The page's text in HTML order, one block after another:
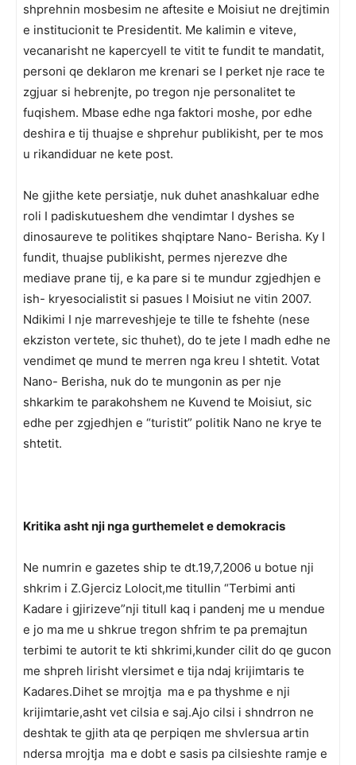
shprehnin mosbesim ne aftesite e Moisiut ne drejtimin
e institucionit te Presidentit. Me kalimin e viteve,
vecanarisht ne kapercyell te vitit te fundit te mandatit,
personi qe deklaron me krenari se I perket nje race te
zgjuar si hebrenjte, po tregon nje personalitet te
fuqishem. Mbase edhe nga faktori moshe, por edhe
deshira e tij thuajse e shprehur publikisht, per te mos
u rikandiduar ne kete post.
Ne gjithe kete persiatje, nuk duhet anashkaluar edhe
roli I padiskutueshem dhe vendimtar I dyshes se
dinosaureve te politikes shqiptare Nano- Berisha. Ky I
fundit, thuajse publikisht, permes njerezve dhe
mediave prane tij, e ka pare si te mundur zgjedhjen e
ish- kryesocialistit si pasues I Moisiut ne vitin 2007.
Ndikimi I nje marreveshjeje te tille te fshehte (nese
ekziston vertete, sic thuhet), do te jete I madh edhe ne
vendimet qe mund te merren nga kreu I shtetit. Votat
Nano- Berisha, nuk do te mungonin as per nje
shkarkim te parakohshem ne Kuvend te Moisiut, sic
edhe per zgjedhjen e “turistit” politik Nano ne krye te
shtetit.
Kritika asht nji nga gurthemelet e demokracis
Ne numrin e gazetes ship te dt.19,7,2006 u botue nji
shkrim i Z.Gjerciz Lolocit,me titullin “Terbimi anti
Kadare i gjirizeve”nji titull kaq i pandenj me u mendue
e jo ma me u shkrue tregon shfrim te pa premajtun
terbimi te autorit te kti shkrimi,kunder cilit do qe gucon
me shpreh lirisht vlersimet e tija ndaj krijimtaris te
Kadares.Dihet se mrojtja ma e pa thyshme e nji
krijimtarie,asht vet cilsia e saj.Ajo cilsi i shndrron ne
deshtak te gjith ata qe perpiqen me shvlersua artin
ndersa mrojtja ma e dobt e sasis pa cilsieshte ramje e